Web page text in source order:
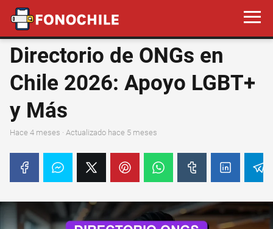
Directorio de ONGs en
Chile 2026: Apoyo LGBT+
y Más
hace 4 meses · Actualizado hace 5 meses